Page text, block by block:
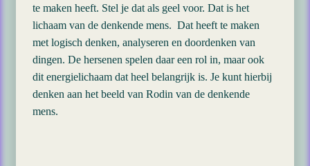
te maken heeft. Stel je dat als geel voor. Dat is het
lichaam van de denkende mens. Dat heeft te maken
met logisch denken, analyseren en doordenken van
dingen. De hersenen spelen daar een rol in, maar ook
dit energielichaam dat heel belangrijk is. Je kunt hierbij
denken aan het beeld van Rodin van de denkende
mens.